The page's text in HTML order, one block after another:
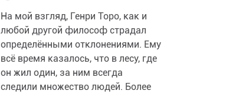
На мой взгляд, Генри Торо, как и
любой другой философ страдал
определёнными отклонениями. Ему
всё время казалось, что в лесу, где
он жил один, за ним всегда
следили множество людей. Более